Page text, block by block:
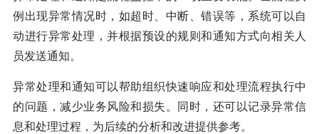
例出现异常情况时，如超时、中断、错误等，系统可以自
动进行异常处理，并根据预设的规则和通知方式向相关人
员发送通知。
异常处理和通知可以帮助组织快速响应和处理流程执行中
的问题，减少业务风险和损失。同时，还可以记录异常信
息和处理过程，为后续的分析和改进提供参考。